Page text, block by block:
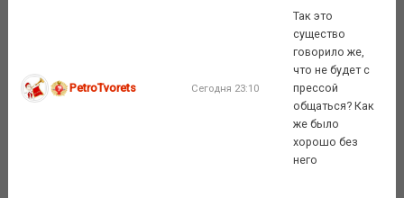
PetroTvorets Сегодня 23:10
Так это
существо
говорило же,
что не будет с
прессой
общаться? Как
же было
хорошо без
него